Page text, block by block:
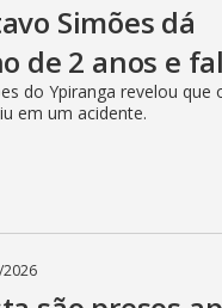
Simões dá
de 2 anos e
do Ypiranga revelou que
em um acidente.